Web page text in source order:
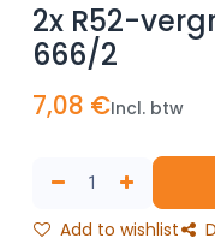
2x R52-
666/2
7,08 €Incl. btw
Add to wishlist